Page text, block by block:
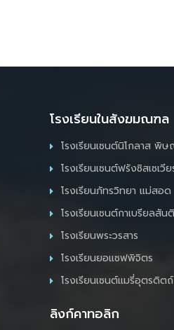
โรงเรียนในสังฆมณฑล
โรงเรียนเซนต์นิโกลาส พิ
โรงเรียนเซนต์ฟรังซิสเซเวี
โรงเรียนภัทรวิทยา แม่สอด
โรงเรียนเซนต์กาเบรียลสั
โรงเรียนพระวรสาร
โรงเรียนยอแซฟพิจิตร
โรงเรียนเซนต์แมรี่อุตรดิตถ์
ลิงก์คาทอลิก